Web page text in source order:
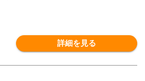
詳細を見る